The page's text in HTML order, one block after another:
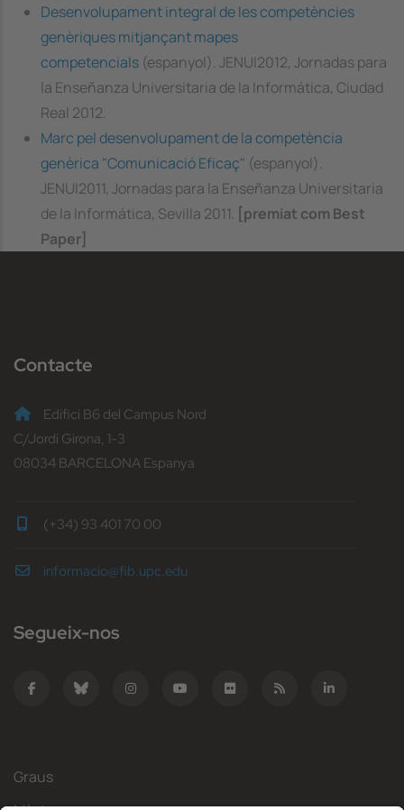
Desenvolupament integral de les competències
genèriques mitjançant mapes
competencials (espanyol). JENUI2012, Jornadas para
la Enseñanza Universitaria de la Informática, Ciudad
Real 2012.
Marc pel desenvolupament de la competència
genèrica "Comunicació Eficaç" (espanyol).
JENUI2011, Jornadas para la Enseñanza Universitaria
de la Informática, Sevilla 2011. [premiat com Best
Paper]
Contacte
Edifici B6 del Campus Nord
C/Jordi Girona, 1-3
08034 BARCELONA Espanya
(+34) 93 401 70 00
informacio@fib.upc.edu
Segueix-nos
Graus